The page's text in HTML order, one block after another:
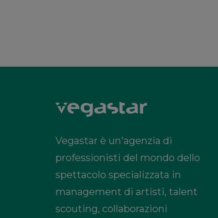
Vegastar è un'agenzia di
professionisti del mondo dello
spettacolo specializzata in
management di artisti, talent
scouting, collaborazioni